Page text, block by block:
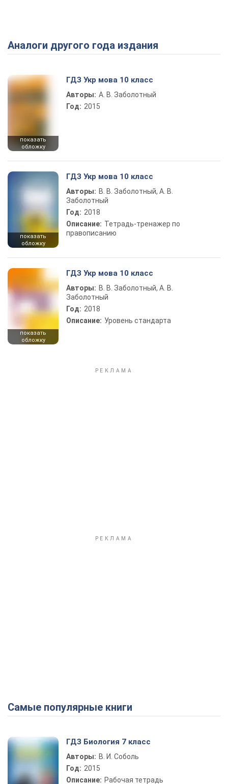
Play Video
Аналоги другого года издания
показать
обложку
ГДЗ Укр мова 10 класс
Авторы: А. В. Заболотный
Год: 2015
показать
обложку
ГДЗ Укр мова 10 класс
Авторы: В. В. Заболотный, А. В.
Заболотный
Год: 2018
Описание: Тетрадь-тренажер по
правописанию
показать
обложку
ГДЗ Укр мова 10 класс
Авторы: В. В. Заболотный, А. В.
Заболотный
Год: 2018
Описание: Уровень стандарта
Самые популярные книги
ГДЗ Биология 7 класс
Авторы: В. И. Соболь
Год: 2015
Описание: Рабочая тетрадь